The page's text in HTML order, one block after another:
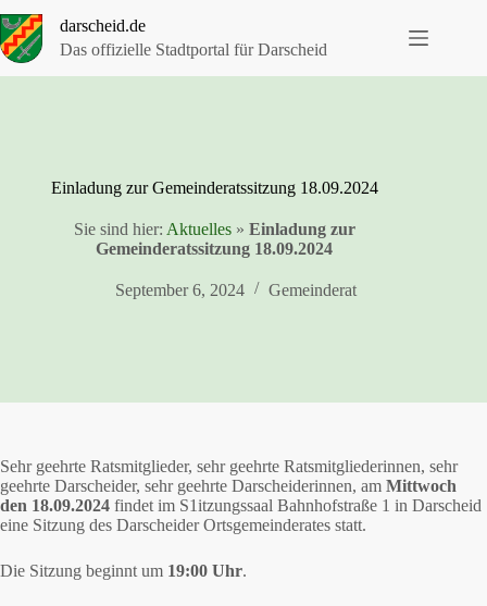
Inhalt
springen
darscheid.de
Das offizielle Stadtportal für Darscheid
Einladung zur Gemeinderatssitzung 18.09.2024
Sie sind hier: Aktuelles» Einladung zur
Gemeinderatssitzung 18.09.2024
September 6, 2024 Gemeinderat
Sehr geehrte Ratsmitglieder, sehr geehrte Ratsmitgliederinnen, sehr
geehrte Darscheider, sehr geehrte Darscheiderinnen, am Mittwoch
den 18.09.2024 findet im S1itzungssaal Bahnhofstraße 1 in Darscheid
eine Sitzung des Darscheider Ortsgemeinderates statt.
Die Sitzung beginnt um 19:00 Uhr.